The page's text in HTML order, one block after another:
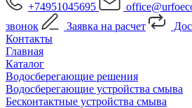
+74951045695
звонок
Заявка на расчет
Контакты
Главная
Каталог
Водосберегающие решения
Водосберегающие устройства смыва
Бесконтактные устройства смыва